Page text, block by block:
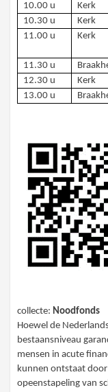
10.00 u Kerk
10.30 u
Kerk
11.00 u
Kerk
11.30 u
12.30 u
Kerk
13.00 u
collecte: Noodfonds
Hoewel de
bestaansniveau
mensen in acute
kunnen ontstaat
opeenstapeling van